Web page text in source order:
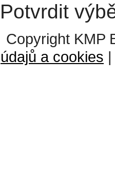
Potvrdit
Copyright KMP
údajů a cookies |